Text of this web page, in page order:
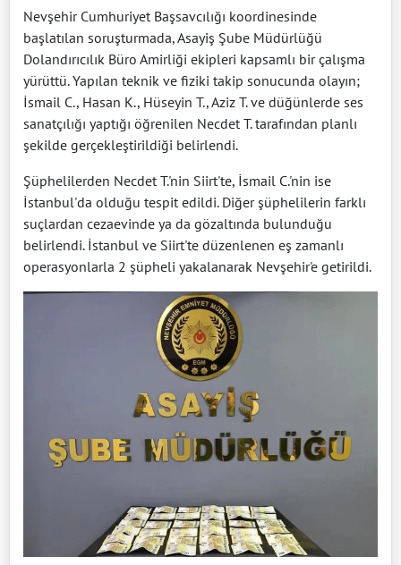
Nevşehir Cumhuriyet Başsavcılığı koordinesinde
başlatılan soruşturmada, Asayiş Şube Müdürlüğü
Dolandırıcılık Büro Amirliği ekipleri kapsamlı bir çalışma
yürüttü. Yapılan teknik ve fiziki takip sonucunda olayın;
İsmail C., Hasan K., Hüseyin T., Aziz T. ve düğünlerde ses
sanatçılığı yaptığı öğrenilen Necdet T. tarafından planlı
şekilde gerçekleştirildiği belirlendi.
Şüphelilerden Necdet T.'nin Siirt'te, İsmail C.'nin ise
İstanbul'da olduğu tespit edildi. Diğer şüphelilerin farklı
suçlardan cezaevinde ya da gözaltında bulunduğu
belirlendi. İstanbul ve Siirt'te düzenlenen eş zamanlı
operasyonlarla 2 şüpheli yakalanarak Nevşehir'e getirildi.